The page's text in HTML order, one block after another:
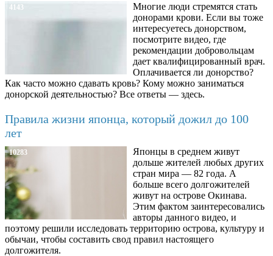
4143
Многие люди стремятся стать
донорами крови. Если вы тоже
интересуетесь донорством,
посмотрите видео, где
рекомендации добровольцам
дает квалифицированный врач.
Оплачивается ли донорство?
Как часто можно сдавать кровь? Кому можно заниматься
донорской деятельностью? Все ответы — здесь.
Правила жизни японца, который дожил до 100
лет
10283
Японцы в среднем живут
дольше жителей любых других
стран мира — 82 года. А
больше всего долгожителей
живут на острове Окинава.
Этим фактом заинтересовались
авторы данного видео, и
поэтому решили исследовать территорию острова, культуру и
обычаи, чтобы составить свод правил настоящего
долгожителя.